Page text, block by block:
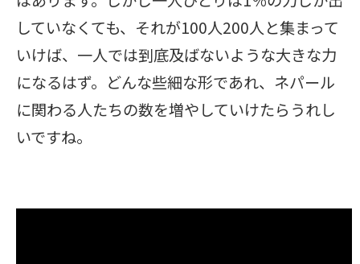
していなくても、それが100人200人と集まって
いけば、一人では到底及ばないような大きな力
になるはず。どんな些細な形であれ、ネパール
に関わる人たちの数を増やしていけたらうれし
いですね。